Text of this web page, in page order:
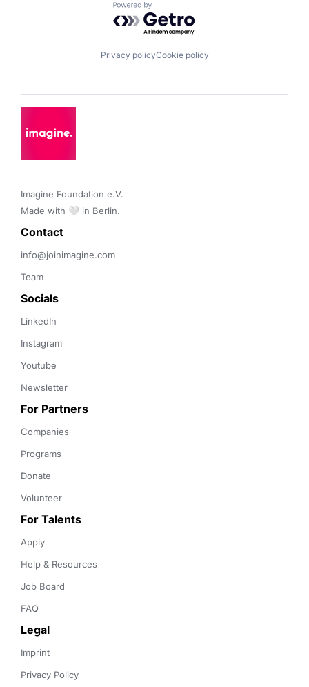
Powered by Getro.com
Privacy policyCookie policy
Imagine Foundation e.V.
Made with 🤍 in Berlin.
Contact
info@joinimagine.com
Team
Socials
LinkedIn
Instagram
Youtube
Newsletter
For Partners
Companies
Programs
Donate
Volunteer
For Talents
Apply
Help & Resources
Job Board
FAQ
Legal
Imprint
Privacy Policy